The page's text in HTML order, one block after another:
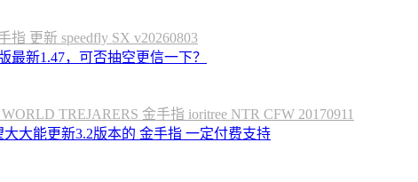
指 更新 speedfly SX v20260803
最新1.47，可否抽空更信一下？
TREJARERS 金手指 ioritree NTR CFW 20170911
大大能更新3.2版本的 金手指 一定付费支持